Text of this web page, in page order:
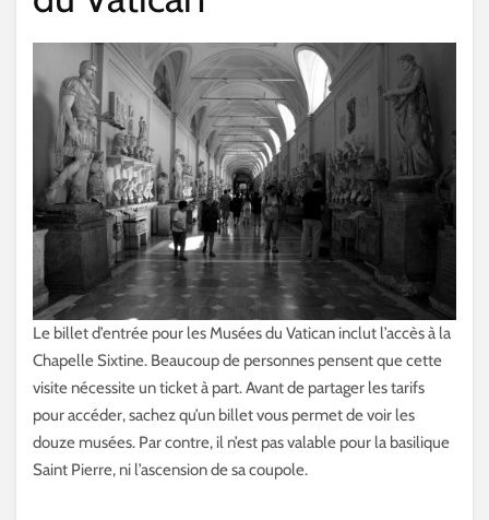
Le billet d’entrée pour les Musées du Vatican inclut l’accès à la
Chapelle Sixtine. Beaucoup de personnes pensent que cette
visite nécessite un ticket à part. Avant de partager les tarifs
pour accéder, sachez qu’un billet vous permet de voir les
douze musées. Par contre, il n’est pas valable pour la basilique
Saint Pierre, ni l’ascension de sa coupole.